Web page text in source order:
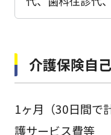
介護保険自
1ヶ月（30日間で
護サービス費等